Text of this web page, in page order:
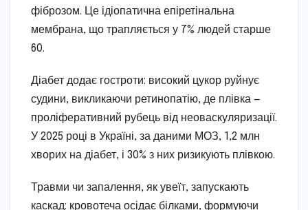
фіброзом. Це ідіопатична епіретінальна
мембрана, що трапляється у 7% людей старше
60.
Діабет додає гостроти: високий цукор руйнує
судини, викликаючи ретинопатію, де плівка —
проліферативний рубець від неоваскуляризації.
У 2025 році в Україні, за даними МОЗ, 1,2 млн
хворих на діабет, і 30% з них ризикують плівкою.
Травми чи запалення, як увеїт, запускають
каскад: кровотеча осідає білками, формуючи